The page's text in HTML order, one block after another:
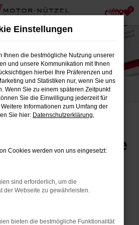
0
Stellenangebote
Stellenangebote und
Einstellungen
Ihnen die bestmögliche Nutzung unserer
und unsere Kommunikation mit Ihnen
hierbei Ihre Präferenzen und
und Statistiken nur, wenn Sie uns
Wenn Sie zu einem späteren Zeitpunkt
Sie die Einwilligung jederzeit für
Informationen zum Umfang der
Sie hier: Datenschutzerklärung,
Cookies werden von uns eingesetzt:
sind erforderlich, um die
der Webseite zu gewährleisten.
bieten die bestmögliche Funktionalität